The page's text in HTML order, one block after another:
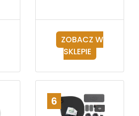
ZOBACZ W
SKLEPIE
6